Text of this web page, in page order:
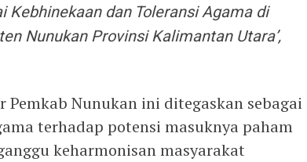
Kebhinekaan dan Toleransi Agama di
Nunukan Provinsi Kalimantan Utara’,
Nunukan ini ditegaskan sebagai
terhadap potensi masuknya paham
keharmonisan masyarakat